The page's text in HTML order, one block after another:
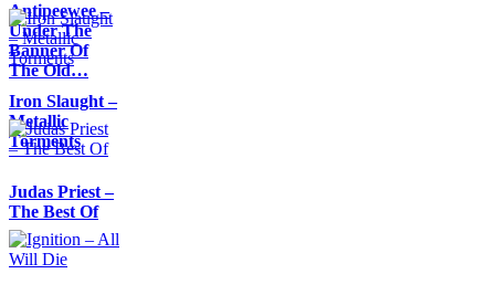
Antipeewee –
Under The
Banner Of
The Old…
Iron Slaught –
Metallic
Torments
Judas Priest –
The Best Of